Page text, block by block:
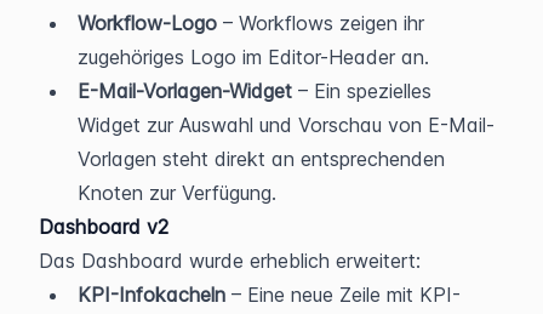
Workflow-Logo – Workflows zeigen ihr
zugehöriges Logo im Editor-Header an.
E-Mail-Vorlagen-Widget – Ein spezielles
Widget zur Auswahl und Vorschau von E-Mail-
Vorlagen steht direkt an entsprechenden
Knoten zur Verfügung.
Dashboard v2
Das Dashboard wurde erheblich erweitert:
KPI-Infokacheln – Eine neue Zeile mit KPI-